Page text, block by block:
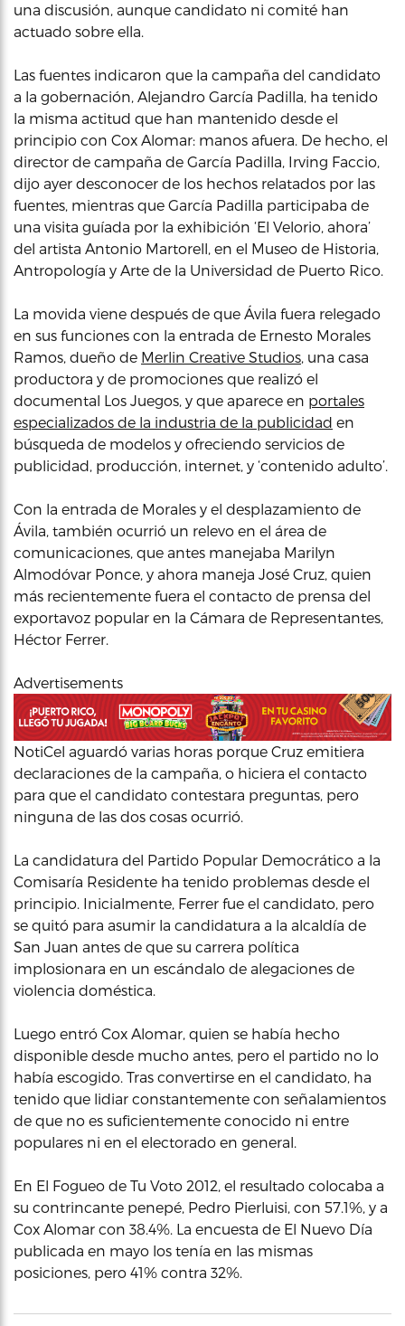
una discusión, aunque candidato ni comité han
actuado sobre ella.
Las fuentes indicaron que la campaña del candidato
a la gobernación, Alejandro García Padilla, ha tenido
la misma actitud que han mantenido desde el
principio con Cox Alomar: manos afuera. De hecho, el
director de campaña de García Padilla, Irving Faccio,
dijo ayer desconocer de los hechos relatados por las
fuentes, mientras que García Padilla participaba de
una visita guíada por la exhibición ‘El Velorio, ahora’
del artista Antonio Martorell, en el Museo de Historia,
Antropología y Arte de la Universidad de Puerto Rico.
La movida viene después de que Ávila fuera relegado
en sus funciones con la entrada de Ernesto Morales
Ramos, dueño de Merlin Creative Studios, una casa
productora y de promociones que realizó el
documental Los Juegos, y que aparece en portales
especializados de la industria de la publicidad en
búsqueda de modelos y ofreciendo servicios de
publicidad, producción, internet, y ‘contenido adulto’.
Con la entrada de Morales y el desplazamiento de
Ávila, también ocurrió un relevo en el área de
comunicaciones, que antes manejaba Marilyn
Almodóvar Ponce, y ahora maneja José Cruz, quien
más recientemente fuera el contacto de prensa del
exportavoz popular en la Cámara de Representantes,
Héctor Ferrer.
Advertisements
NotiCel aguardó varias horas porque Cruz emitiera
declaraciones de la campaña, o hiciera el contacto
para que el candidato contestara preguntas, pero
ninguna de las dos cosas ocurrió.
La candidatura del Partido Popular Democrático a la
Comisaría Residente ha tenido problemas desde el
principio. Inicialmente, Ferrer fue el candidato, pero
se quitó para asumir la candidatura a la alcaldía de
San Juan antes de que su carrera política
implosionara en un escándalo de alegaciones de
violencia doméstica.
Luego entró Cox Alomar, quien se había hecho
disponible desde mucho antes, pero el partido no lo
había escogido. Tras convertirse en el candidato, ha
tenido que lidiar constantemente con señalamientos
de que no es suficientemente conocido ni entre
populares ni en el electorado en general.
En El Fogueo de Tu Voto 2012, el resultado colocaba a
su contrincante penepé, Pedro Pierluisi, con 57.1%, y a
Cox Alomar con 38.4%. La encuesta de El Nuevo Día
publicada en mayo los tenía en las mismas
posiciones, pero 41% contra 32%.